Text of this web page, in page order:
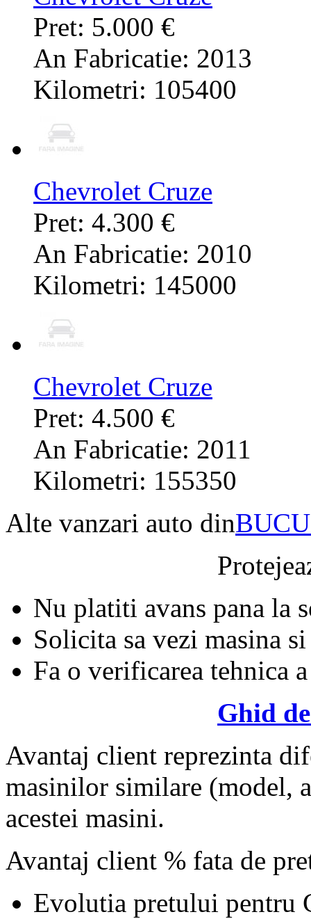
Pret: 5.000 €
An Fabricatie: 2013
Kilometri: 105400
Chevrolet Cruze
Pret: 4.300 €
An Fabricatie: 2010
Kilometri: 145000
Chevrolet Cruze
Pret: 4.500 €
An Fabricatie: 2011
Kilometri: 155350
Alte vanzari auto din
Nu platiti avans pana la
Solicita sa vezi masina si
Fa o verificarea tehnica
Ghid
Avantaj client reprezinta
masinilor similare (model,
acestei masini.
Avantaj client % fata de
Evolutia pretului pentru